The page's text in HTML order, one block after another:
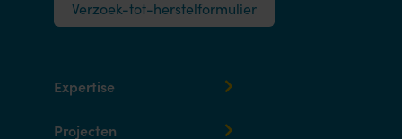
Verzoek-tot-herstelformulier
Expertise
Projecten